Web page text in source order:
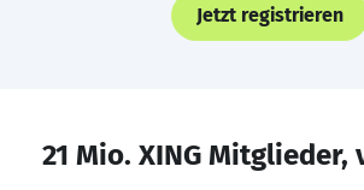
Jetzt registrieren
21 Mio. XING Mitglieder,